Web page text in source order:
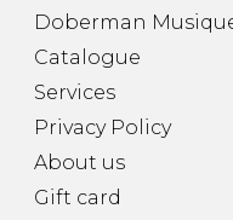
Doberman
Catalogue
Services
Privacy Policy
About us
Gift card